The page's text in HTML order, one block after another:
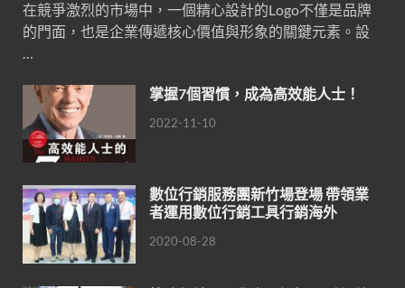
在競爭激烈的市場中，一個精心設計的Logo不僅是品牌
的門面，也是企業傳遞核心價值與形象的關鍵元素。設
…
掌握7個習慣，成為高效能人士！
2022-11-10
數位行銷服務團新竹場登場 帶領業
者運用數位行銷工具行銷海外
2020-08-28